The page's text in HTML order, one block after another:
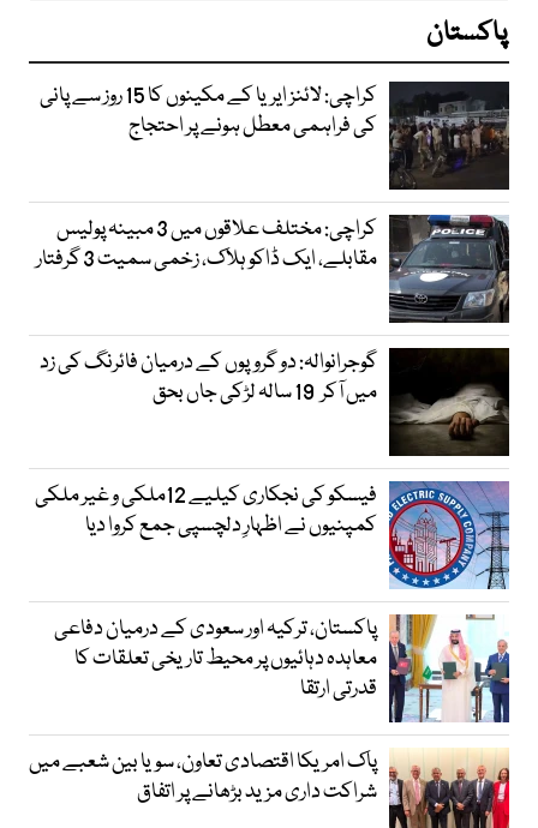
پاکستان
کراچی: لائنز ایریا کے مکینوں کا 15 روز سے پانی
کی فراہمی معطل ہونے پر احتجاج
کراچی: مختلف علاقوں میں 3 مبینہ پولیس
مقابلے، ایک ڈاکو ہلاک، زخمی سمیت 3 گرفتار
گوجرانوالہ: دو گروپوں کے درمیان فائرنگ کی زد
میں آکر 19 سالہ لڑکی جاں بحق
فیسکو کی نجکاری کیلیے 12ملکی و غیر ملکی
کمپنیوں نے اظہارِ دلچسپی جمع کروا دیا
پاکستان، ترکیہ اور سعودی کے درمیان دفاعی
معاہدہ دہائیوں پر محیط تاریخی تعلقات کا
قدرتی ارتقا
پاک امریکا اقتصادی تعاون، سویا بین شعبے میں
شراکت داری مزید بڑھانے پر اتفاق